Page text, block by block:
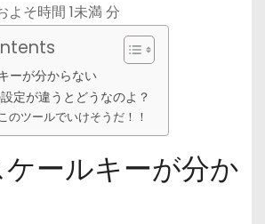
よそ時間 1未満 分
ーが分からない
定が違うとどうなのよ？
のツールでいけそうだ！！
ールキーが分か